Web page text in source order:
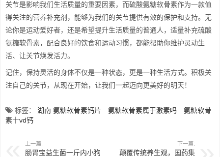
关节是影响我们生活质量的重要因素，而硫酸氨糖软骨素作为一款值
得关注的营养补充剂，能够为我们的关节提供有效的保护和支持。无
论你是运动爱好者，还是希望提升生活质量的普通人，适量补充硫酸
氨糖软骨素，配合良好的饮食和运动习惯，都能帮助你维护灵动生
活、让关节焕发活力。
记住，保持灵活的身体不仅是一种状态，更是一种生活方式。积极关
注自己的关节，从现在开始，让我们一起迈向更美好的明天！
标签： 湖南 氨糖软骨素钙片 氨糖软骨素属于激素吗
氨糖软骨
素十vd钙
上一篇:
肠胃宝益生菌一斤内小狗
下一篇:
颠覆传统养生观，国药集